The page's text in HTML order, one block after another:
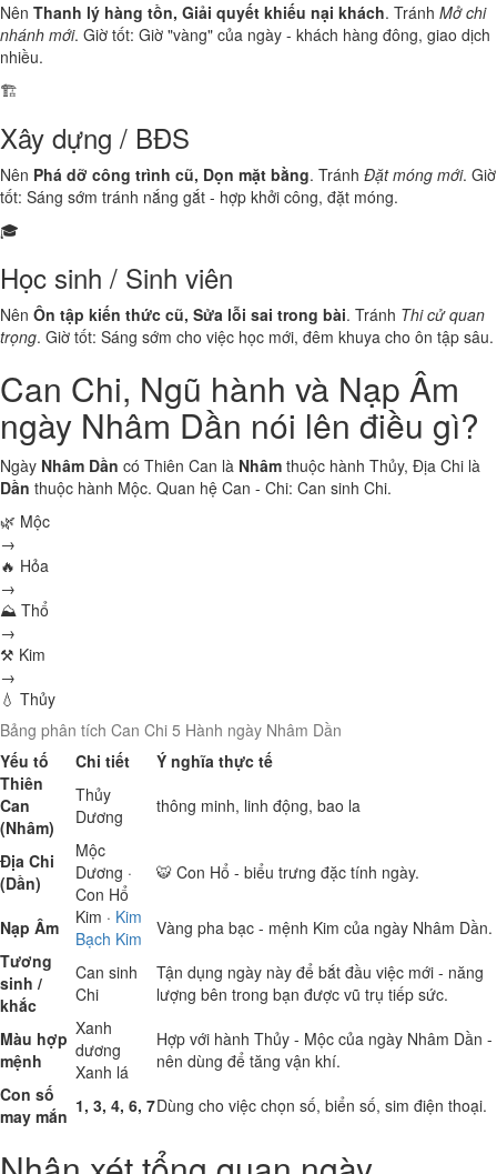
Nên Thanh lý hàng tồn, Giải quyết khiếu nại khách. Tránh Mở chi
nhánh mới. Giờ tốt: Giờ "vàng" của ngày - khách hàng đông, giao dịch
nhiều.
🏗️
Xây dựng / BĐS
Nên Phá dỡ công trình cũ, Dọn mặt bằng. Tránh Đặt móng mới. Giờ
tốt: Sáng sớm tránh nắng gắt - hợp khởi công, đặt móng.
🎓
Học sinh / Sinh viên
Nên Ôn tập kiến thức cũ, Sửa lỗi sai trong bài. Tránh Thi cử quan
trọng. Giờ tốt: Sáng sớm cho việc học mới, đêm khuya cho ôn tập sâu.
Can Chi, Ngũ hành và Nạp Âm
ngày Nhâm Dần nói lên điều gì?
Ngày Nhâm Dần có Thiên Can là Nhâm thuộc hành Thủy, Địa Chi là
Dần thuộc hành Mộc. Quan hệ Can - Chi: Can sinh Chi.
🌿 Mộc
→
🔥 Hỏa
→
⛰ Thổ
→
⚒ Kim
→
💧 Thủy
Bảng phân tích Can Chi 5 Hành ngày Nhâm Dần
Yếu tố
Chi tiết
Ý nghĩa thực tế
Thiên
Can
(Nhâm)
Thủy
Dương
thông minh, linh động, bao la
Địa Chi
(Dần)
Mộc
Dương ·
Con Hổ
🐯 Con Hổ - biểu trưng đặc tính ngày.
Nạp Âm Kim · Kim
Bạch Kim
Vàng pha bạc - mệnh Kim của ngày Nhâm Dần.
Tương
sinh /
khắc
Can sinh
Chi
Tận dụng ngày này để bắt đầu việc mới - năng
lượng bên trong bạn được vũ trụ tiếp sức.
Màu hợp
mệnh
Xanh
dương
Xanh lá
Hợp với hành Thủy - Mộc của ngày Nhâm Dần -
nên dùng để tăng vận khí.
Con số
may mắn 1, 3, 4, 6, 7Dùng cho việc chọn số, biển số, sim điện thoại.